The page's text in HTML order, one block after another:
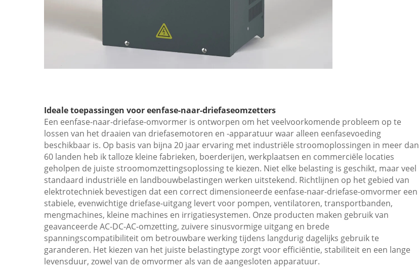
Ideale toepassingen voor eenfase-naar-driefaseomzetters
Een eenfase-naar-driefase-omvormer is ontworpen om het veelvoorkomende probleem op te
lossen van het draaien van driefasemotoren en -apparatuur waar alleen eenfasevoeding
beschikbaar is. Op basis van bijna 20 jaar ervaring met industriële stroomoplossingen in meer dan
60 landen heb ik talloze kleine fabrieken, boerderijen, werkplaatsen en commerciële locaties
geholpen de juiste stroomomzettingsoplossing te kiezen. Niet elke belasting is geschikt, maar veel
standaard industriële en landbouwbelastingen werken uitstekend. Richtlijnen op het gebied van
elektrotechniek bevestigen dat een correct dimensioneerde eenfase-naar-driefase-omvormer een
stabiele, evenwichtige driefase-uitgang levert voor pompen, ventilatoren, transportbanden,
mengmachines, kleine machines en irrigatiesystemen. Onze producten maken gebruik van
geavanceerde AC-DC-AC-omzetting, zuivere sinusvormige uitgang en brede
spanningscompatibiliteit om betrouwbare werking tijdens langdurig dagelijks gebruik te
garanderen. Het kiezen van het juiste belastingtype zorgt voor efficiëntie, stabiliteit en een lange
levensduur, zowel van de omvormer als van de aangesloten apparatuur.